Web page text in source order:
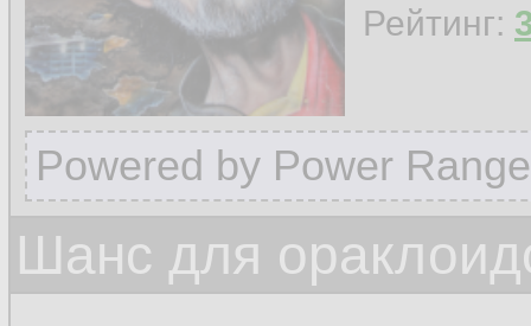
Рейтинг:
Powered by Power
Шанс для